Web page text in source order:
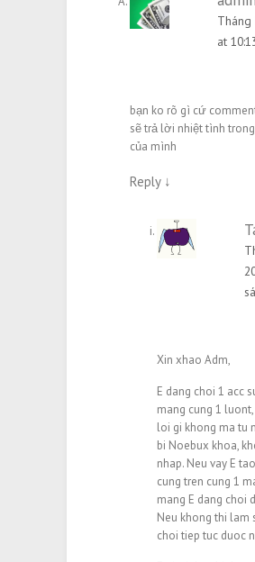
Tháng
at
bạn ko rõ gì cứ
sẽ trả lời nhiệt tình
của mình
Reply ↓
Xin xhao Adm,
E dang choi 1 acc
mang cung 1
loi gi khong ma tu
bi Noebux khoa,
nhap. Neu vay E
cung tren cung 1
mang E dang choi
Neu khong thi lam
choi tiep tuc duoc